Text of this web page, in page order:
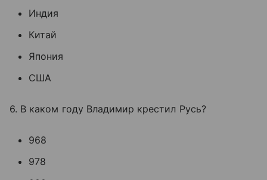
Индия
Китай
Япония
США
6. В каком году Владимир крестил Русь?
968
978